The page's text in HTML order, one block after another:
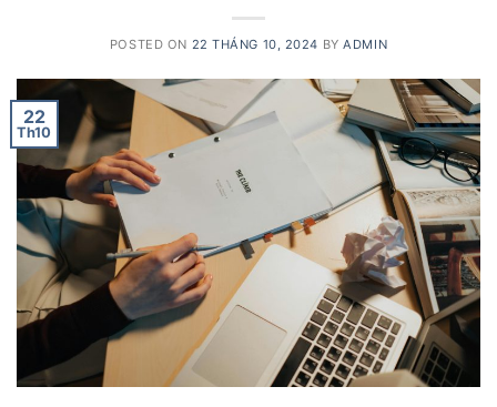
POSTED ON 22 THÁNG 10, 2024 BYADMIN
22
Th10